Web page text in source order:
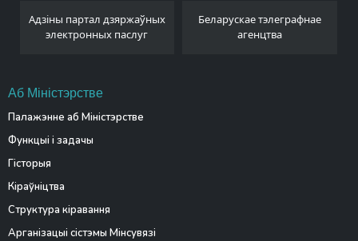
Адзіны партал дзяржаўных
электронных паслуг
Беларускае тэлеграфнае
агенцтва
Аб Міністэрстве
Палажэнне аб Міністэрстве
Функцыі і задачы
Гісторыя
Кіраўніцтва
Структура кіравання
Арганізацыі сістэмы Мінсувязі